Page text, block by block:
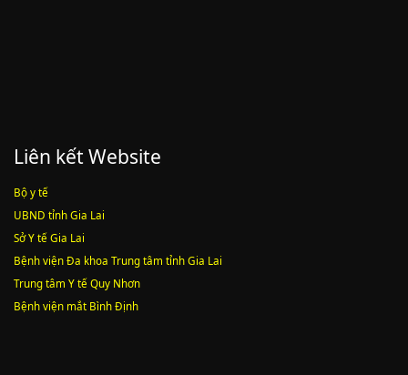
Liên kết Website
Bộ y tế
UBND tỉnh Gia Lai
Sở Y tế Gia Lai
Bệnh viện Đa khoa Trung tâm tỉnh Gia Lai
Trung tâm Y tế Quy Nhơn
Bệnh viện mắt Bình Định